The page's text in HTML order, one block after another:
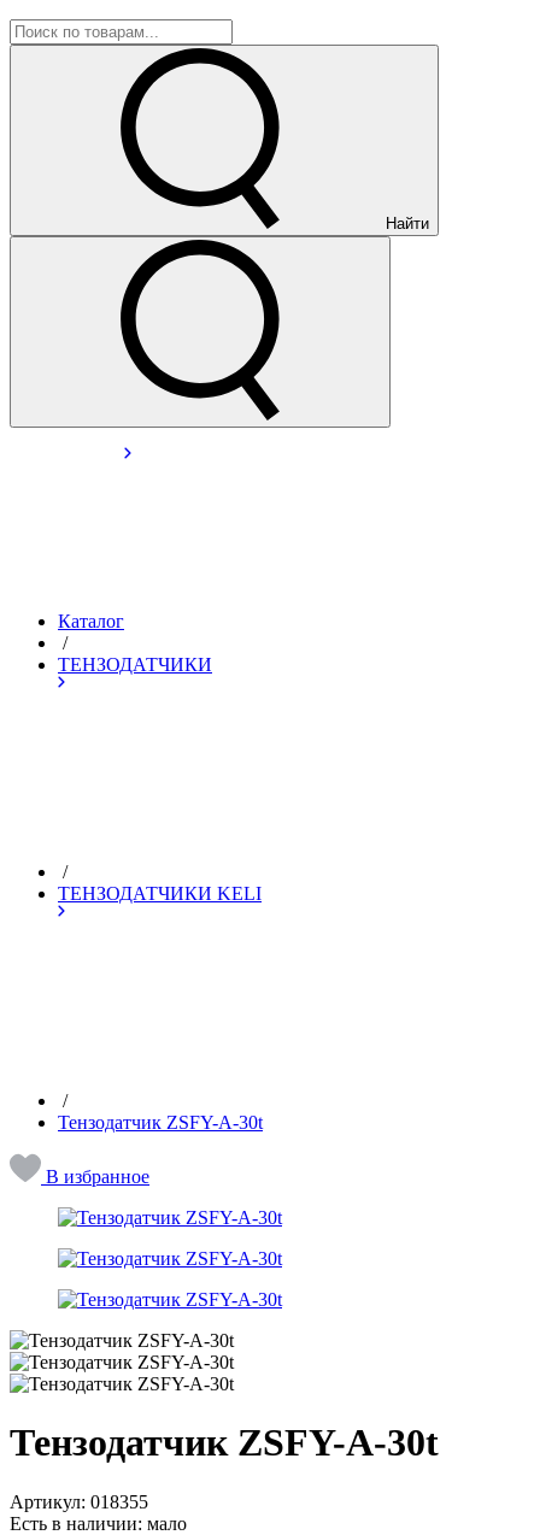
Найти
Каталог
/
ТЕНЗОДАТЧИКИ
/
ТЕНЗОДАТЧИКИ KELI
/
Тензодатчик ZSFY-A-30t
В избранное
Тензодатчик ZSFY-A-30t
Артикул: 018355
Есть в наличии: мало